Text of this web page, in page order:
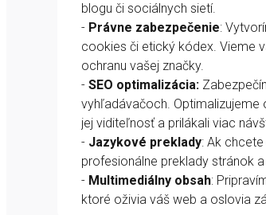
blogu či sociálnych sietí.
- Právne zabezpečenie:
cookies či etický kódex. Vieme
ochranu vašej značky.
- SEO optimalizácia:
vyhľadávačoch. Optimalizujeme
jej viditeľnosť a prilákali viac
- Jazykové preklady: Ak
profesionálne preklady stránok
- Multimediálny obsah:
ktoré oživia váš web a oslovia